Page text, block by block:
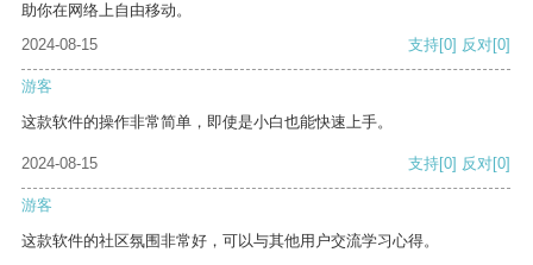
助你在网络上自由移动。
2024-08-15
支持[0] 反对[0]
游客
这款软件的操作非常简单，即使是小白也能快速上手。
2024-08-15 支持[0] 反对[0]
游客
这款软件的社区氛围非常好，可以与其他用户交流学习心得。